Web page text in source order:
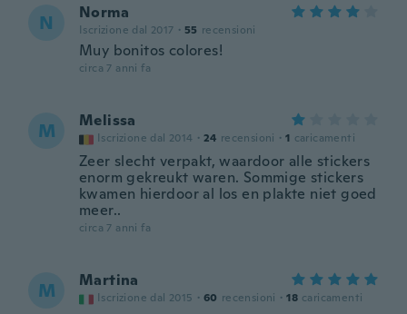
N Norma
Iscrizione dal 2017 · 55 recensioni
Muy bonitos colores!
circa 7 anni fa
M Melissa
Iscrizione dal 2014 · 24 recensioni · 1 caricamenti
Zeer slecht verpakt, waardoor alle stickers
enorm gekreukt waren. Sommige stickers
kwamen hierdoor al los en plakte niet goed
meer..
circa 7 anni fa
M Martina
Iscrizione dal 2015 · 60 recensioni · 18 caricamenti